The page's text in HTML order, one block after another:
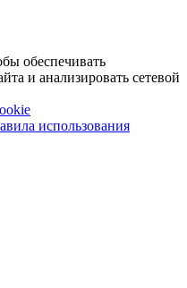
обеспечивать
и анализировать сетевой
использования